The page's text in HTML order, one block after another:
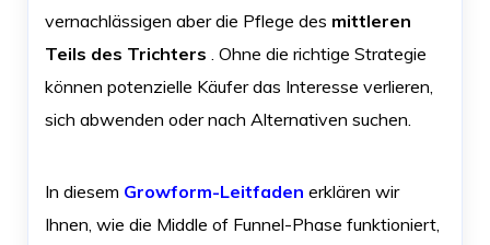
vernachlässigen aber die Pflege des mittleren
Teils des Trichters . Ohne die richtige Strategie
können potenzielle Käufer das Interesse verlieren,
sich abwenden oder nach Alternativen suchen.
In diesem Growform-Leitfaden erklären wir
Ihnen, wie die Middle of Funnel-Phase funktioniert,